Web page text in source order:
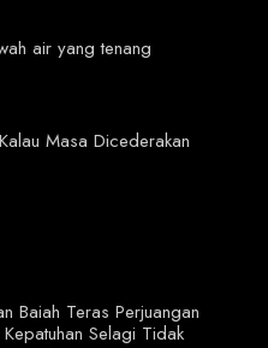
air yang tenang
Masa Dicederakan
Baiah Teras Perjuangan
Selagi Tidak